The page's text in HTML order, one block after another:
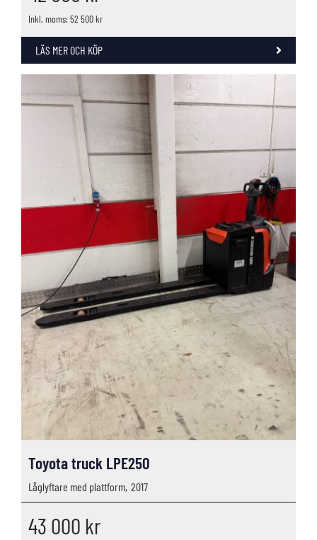
Inkl. moms: 52 500 kr
LÄS MER OCH KÖP
Toyota truck LPE250
Låglyftare med plattform, 2017
43 000 kr